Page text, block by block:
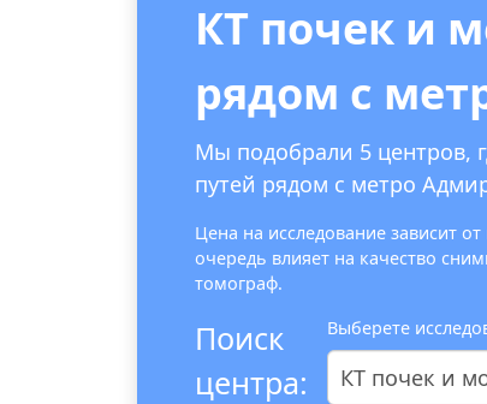
КТ почек и
рядом с
Мы подобрали 5 центров,
путей рядом с метро
Цена на исследование зависит
очередь влияет на качество
томограф.
Поиск
центра:
Выберете
КТ почек и